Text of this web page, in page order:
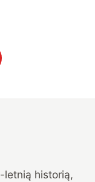
-letnią historią,